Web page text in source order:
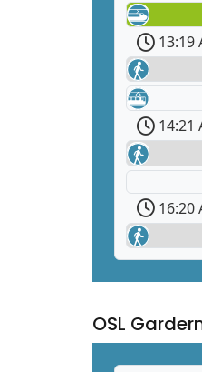
13:19
14:21
16:20
OSL